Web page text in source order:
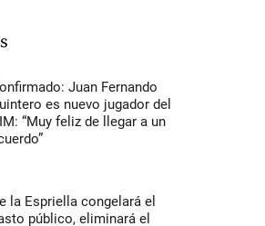
Juan Fernando
es nuevo jugador del
“Muy feliz de llegar a un
la Espriella congelará el
público, eliminará el